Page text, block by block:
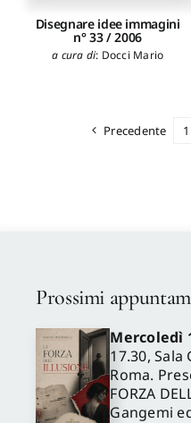
Disegnare idee immagini
n° 33 / 2006
a cura di: Docci Mario
Precedente 1
Prossimi
Mercoledì
17.30, Sala
Roma.
FORZA
Gangemi